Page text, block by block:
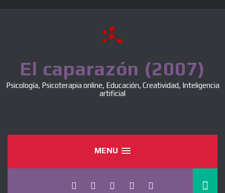
El caparazón (2007)
Psicología, Psicoterapia online, Educación, Creatividad, Inteligencia
artificial
MENU